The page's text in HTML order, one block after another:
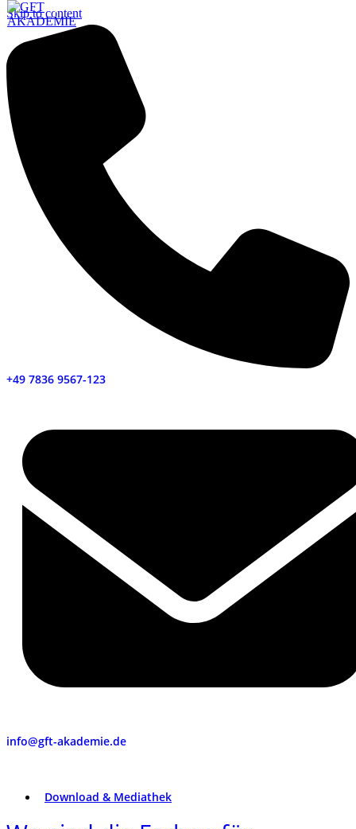
Skip to content
+49 7836 9567-123
info@gft-akademie.de
Download & Mediathek